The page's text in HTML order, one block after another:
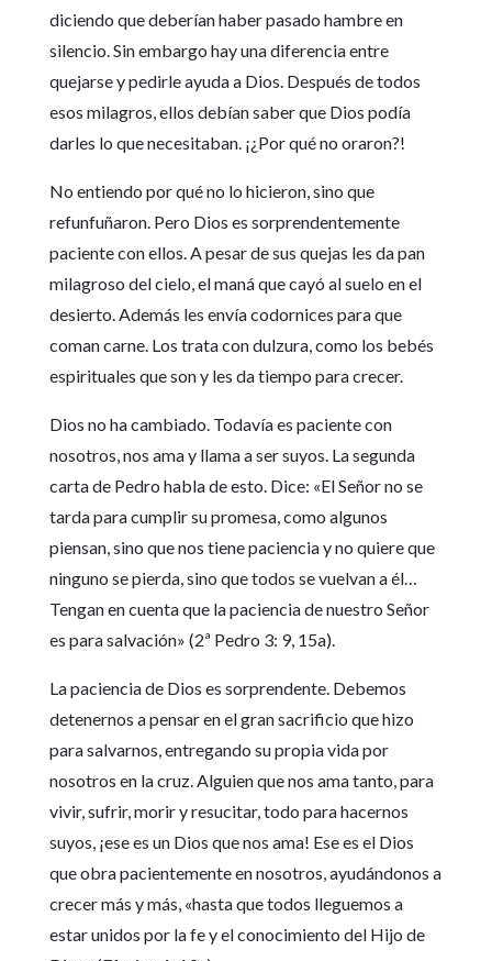
diciendo que deberían haber pasado hambre en
silencio. Sin embargo hay una diferencia entre
quejarse y pedirle ayuda a Dios. Después de todos
esos milagros, ellos debían saber que Dios podía
darles lo que necesitaban. ¡¿Por qué no oraron?!
No entiendo por qué no lo hicieron, sino que
refunfuñaron. Pero Dios es sorprendentemente
paciente con ellos. A pesar de sus quejas les da pan
milagroso del cielo, el maná que cayó al suelo en el
desierto. Además les envía codornices para que
coman carne. Los trata con dulzura, como los bebés
espirituales que son y les da tiempo para crecer.
Dios no ha cambiado. Todavía es paciente con
nosotros, nos ama y llama a ser suyos. La segunda
carta de Pedro habla de esto. Dice: «El Señor no se
tarda para cumplir su promesa, como algunos
piensan, sino que nos tiene paciencia y no quiere que
ninguno se pierda, sino que todos se vuelvan a él…
Tengan en cuenta que la paciencia de nuestro Señor
es para salvación» (2ª Pedro 3: 9, 15a).
La paciencia de Dios es sorprendente. Debemos
detenernos a pensar en el gran sacrificio que hizo
para salvarnos, entregando su propia vida por
nosotros en la cruz. Alguien que nos ama tanto, para
vivir, sufrir, morir y resucitar, todo para hacernos
suyos, ¡ese es un Dios que nos ama! Ese es el Dios
que obra pacientemente en nosotros, ayudándonos a
crecer más y más, «hasta que todos lleguemos a
estar unidos por la fe y el conocimiento del Hijo de